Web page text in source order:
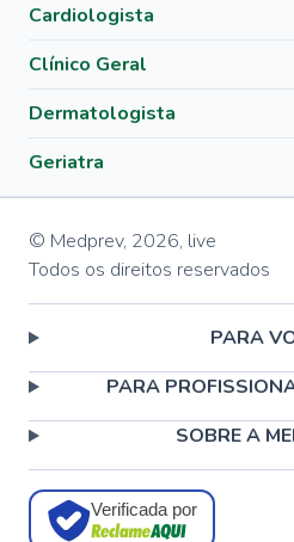
Cardiologista
Clínico Geral
Dermatologista
Geriatra
© Medprev, 2026, live
Todos os direitos reservados
PARA
PARA
SOBRE A
Verificada por